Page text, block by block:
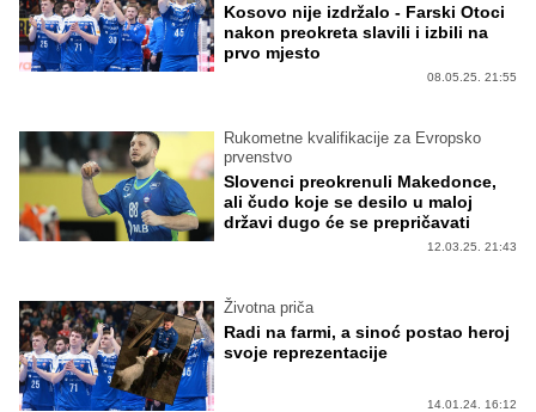
Kosovo nije izdržalo - Farski Otoci
nakon preokreta slavili i izbili na
prvo mjesto
08.05.25. 21:55
Rukometne kvalifikacije za Evropsko
prvenstvo
Slovenci preokrenuli Makedonce,
ali čudo koje se desilo u maloj
državi dugo će se prepričavati
12.03.25. 21:43
Životna priča
Radi na farmi, a sinoć postao heroj
svoje reprezentacije
14.01.24. 16:12